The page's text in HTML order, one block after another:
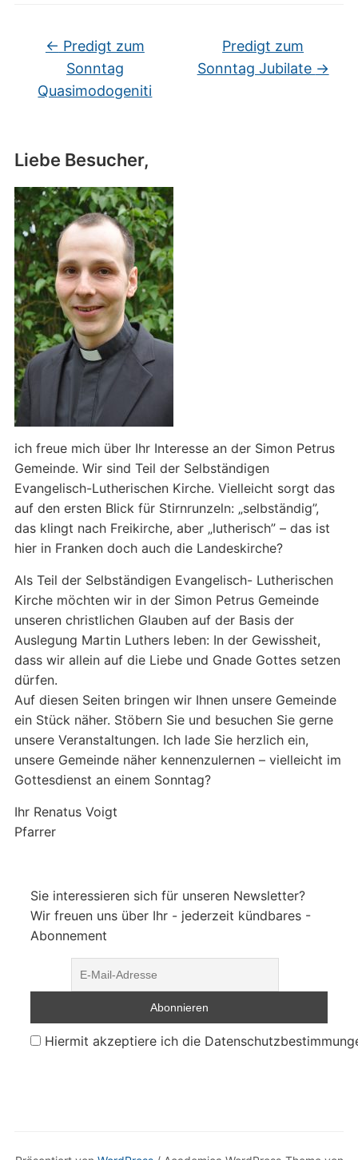
Liebe Besucher,
ich freue mich über Ihr Interesse an der Simon Petrus
Gemeinde. Wir sind Teil der Selbständigen
Evangelisch-Lutherischen Kirche. Vielleicht sorgt das
auf den ersten Blick für Stirnrunzeln: „selbständig”,
das klingt nach Freikirche, aber „lutherisch” – das ist
hier in Franken doch auch die Landeskirche?
Als Teil der Selbständigen Evangelisch- Lutherischen
Kirche möchten wir in der Simon Petrus Gemeinde
unseren christlichen Glauben auf der Basis der
Auslegung Martin Luthers leben: In der Gewissheit,
dass wir allein auf die Liebe und Gnade Gottes setzen
dürfen.
Auf diesen Seiten bringen wir Ihnen unsere Gemeinde
ein Stück näher. Stöbern Sie und besuchen Sie gerne
unsere Veranstaltungen. Ich lade Sie herzlich ein,
unsere Gemeinde näher kennenzulernen – vielleicht im
Gottesdienst an einem Sonntag?
Ihr Renatus Voigt
Pfarrer
← Predigt zum
Sonntag
Quasimodogeniti
Predigt zum
Sonntag Jubilate →
Sie interessieren sich für unseren Newsletter?
Wir freuen uns über Ihr - jederzeit kündbares -
Abonnement
Hiermit akzeptiere ich die